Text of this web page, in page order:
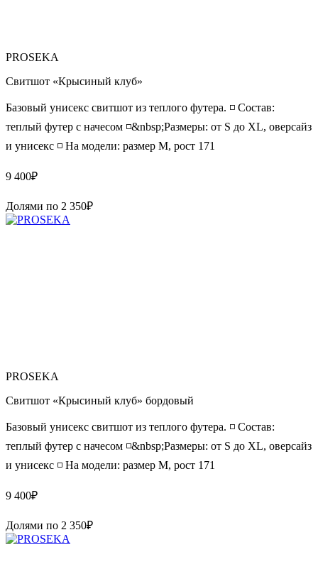
PROSEKA
Свитшот «Крысиный клуб»
Базовый унисекс свитшот из теплого футера. ◽️ Состав:
теплый футер с начесом ◽️&nbsp;Размеры: от S до XL, оверсайз
и унисекс ◽️ На модели: размер М, рост 171
9 400₽
Долями по 2 350₽
PROSEKA
Свитшот «Крысиный клуб» бордовый
Базовый унисекс свитшот из теплого футера. ◽️ Состав:
теплый футер с начесом ◽️&nbsp;Размеры: от S до XL, оверсайз
и унисекс ◽️ На модели: размер М, рост 171
9 400₽
Долями по 2 350₽